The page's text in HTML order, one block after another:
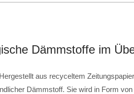
Dämmstoffe im
aus recyceltem
Dämmstoff. Sie wird in Form